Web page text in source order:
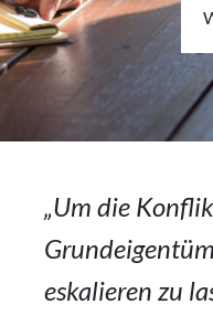
„Um die
eskalieren zu